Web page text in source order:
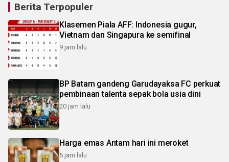
Berita Terpopuler
Klasemen Piala AFF: Indonesia gugur,
Vietnam dan Singapura ke semifinal
9 jam lalu
BP Batam gandeng Garudayaksa FC perkuat
pembinaan talenta sepak bola usia dini
20 jam lalu
Harga emas Antam hari ini meroket
5 jam lalu